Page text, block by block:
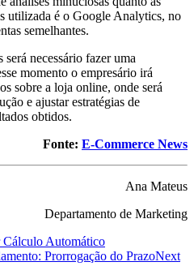
utilizada é o Google Analytics, no
semelhantes.
necessário fazer uma
momento o empresário irá
sobre a loja online, onde será
e ajustar estratégias de
obtidos.
Fonte: E-Commerce News
Ana Mateus
Departamento de Marketing
Automático
Prorrogação do PrazoNext